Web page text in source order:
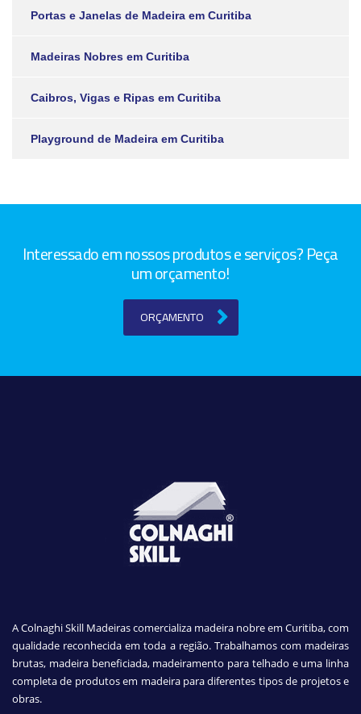
Portas e Janelas de Madeira em Curitiba
Madeiras Nobres em Curitiba
Caibros, Vigas e Ripas em Curitiba
Playground de Madeira em Curitiba
Interessado em nossos produtos e serviços? Peça
um orçamento!
ORÇAMENTO
A Colnaghi Skill Madeiras comercializa madeira nobre em Curitiba, com
qualidade reconhecida em toda a região. Trabalhamos com madeiras
brutas, madeira beneficiada, madeiramento para telhado e uma linha
completa de produtos em madeira para diferentes tipos de projetos e
obras.